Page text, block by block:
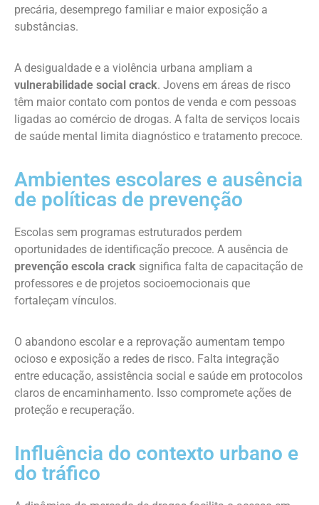
precária, desemprego familiar e maior exposição a
substâncias.
A desigualdade e a violência urbana ampliam a
vulnerabilidade social crack. Jovens em áreas de risco
têm maior contato com pontos de venda e com pessoas
ligadas ao comércio de drogas. A falta de serviços locais
de saúde mental limita diagnóstico e tratamento precoce.
Ambientes escolares e ausência
de políticas de prevenção
Escolas sem programas estruturados perdem
oportunidades de identificação precoce. A ausência de
prevenção escola crack significa falta de capacitação de
professores e de projetos socioemocionais que
fortaleçam vínculos.
O abandono escolar e a reprovação aumentam tempo
ocioso e exposição a redes de risco. Falta integração
entre educação, assistência social e saúde em protocolos
claros de encaminhamento. Isso compromete ações de
proteção e recuperação.
Influência do contexto urbano e
do tráfico